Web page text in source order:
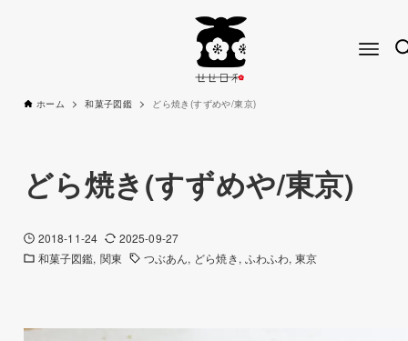
ホーム 和菓子図鑑 どら焼き(すずめや/東京)
どら焼き(すずめや/東京)
2018-11-24
2025-09-27
和菓子図鑑 関東 つぶあん どら焼き ふわふわ 東京